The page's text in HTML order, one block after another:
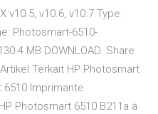
v10.5, v10.6, v10.7 Type :
Photosmart-6510-
MB DOWNLOAD. Share
Terkait HP Photosmart
6510 Imprimante.
Photosmart 6510 B211a à